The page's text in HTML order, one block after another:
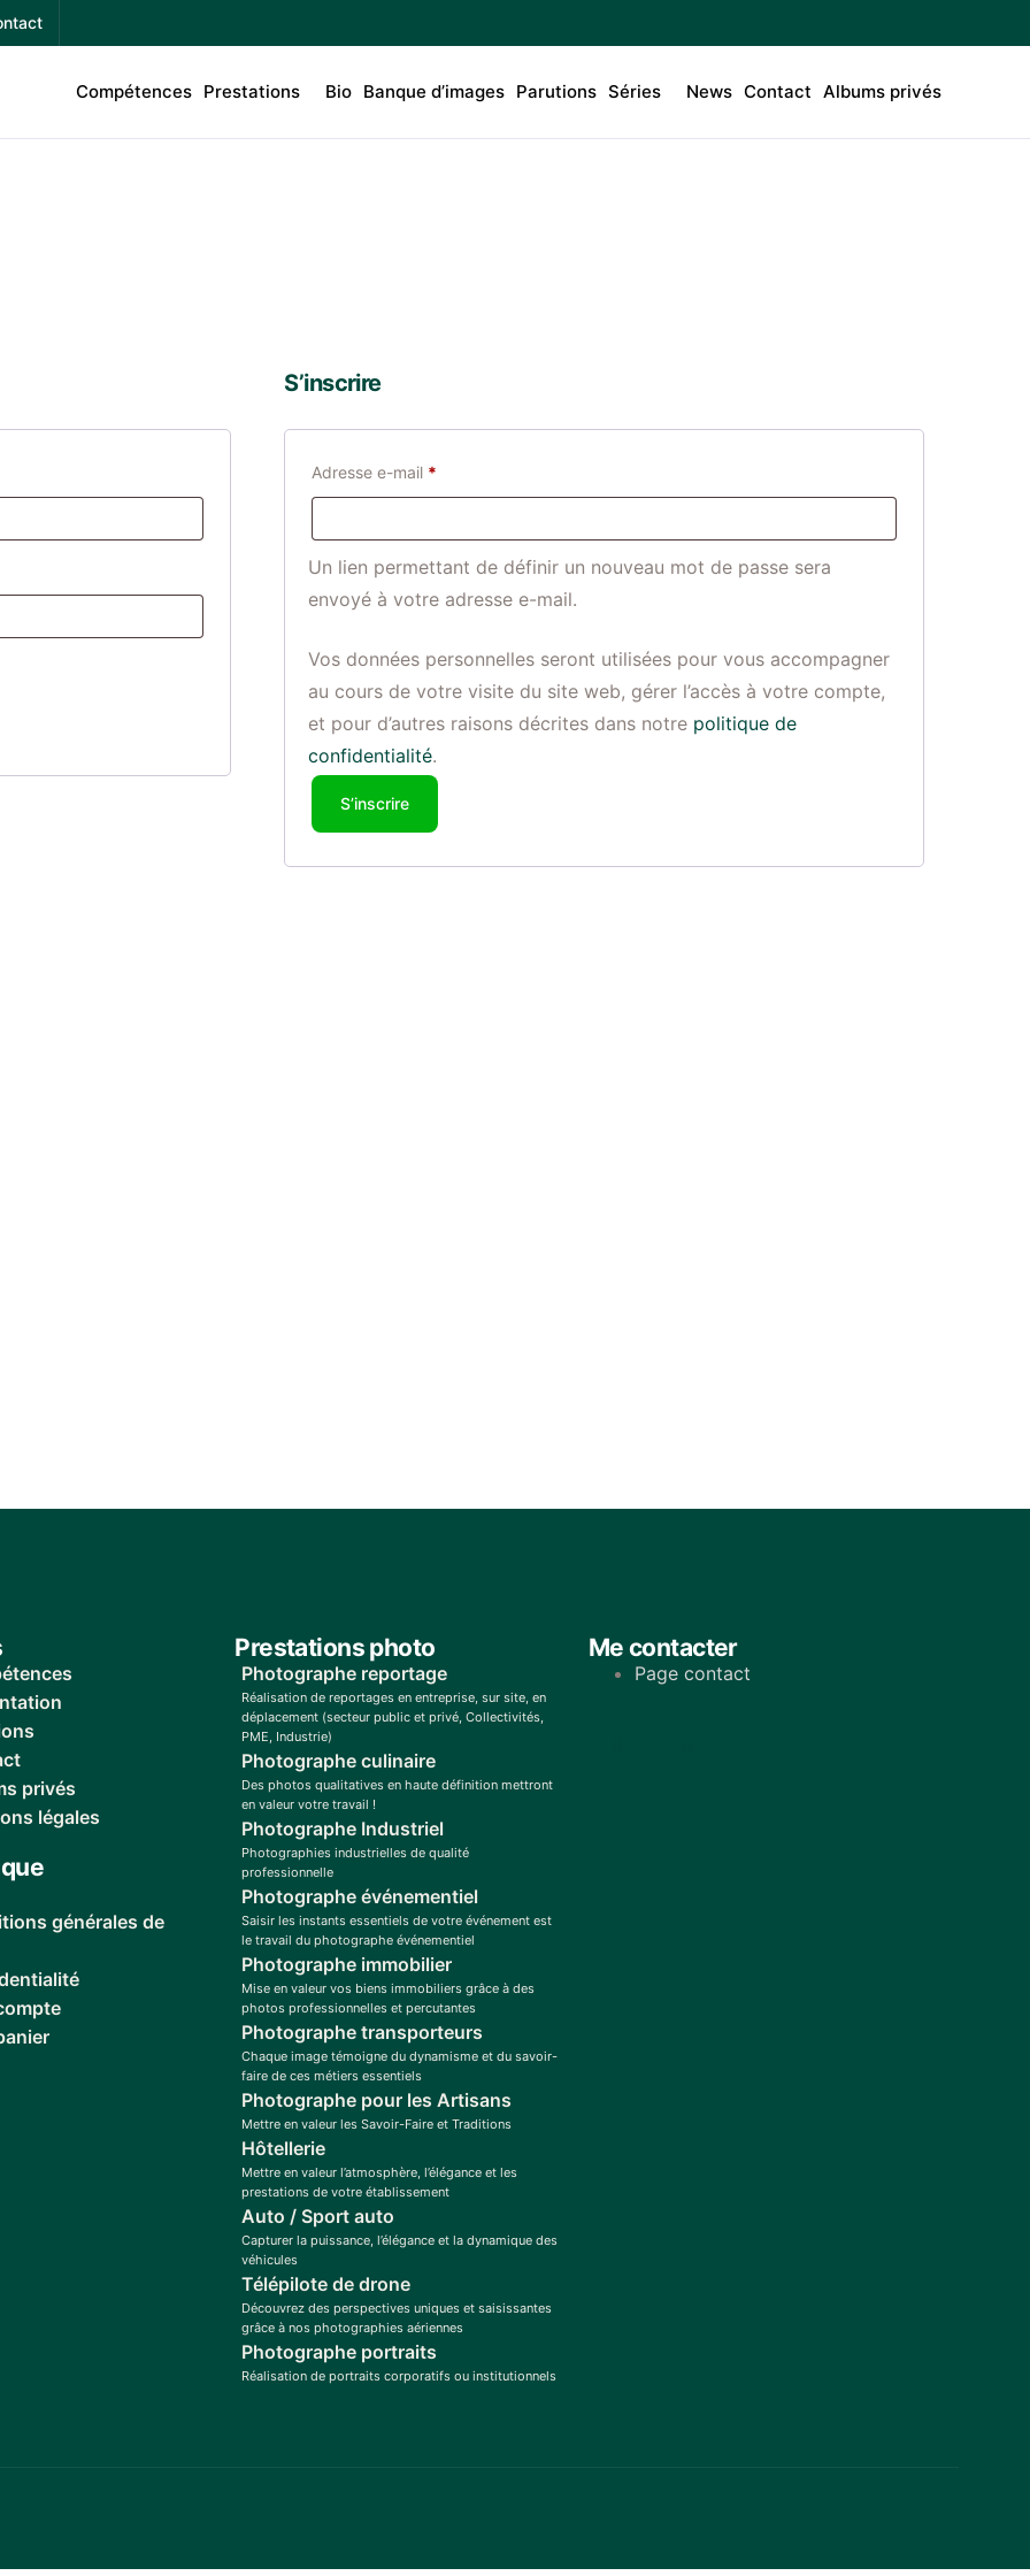
Compétences Prestations Bio Banque d’images Parutions Séries News Contact Albums privés
S’inscrire
Adresse e-mail *
Un lien permettant de définir un nouveau mot de passe sera
envoyé à votre adresse e-mail.
Vos données personnelles seront utilisées pour vous accompagner
au cours de votre visite du site web, gérer l’accès à votre compte,
et pour d’autres raisons décrites dans notre politique de
confidentialité.
S’inscrire
privés
légales
générales de
Prestations photo
Photographe reportage
Réalisation de reportages en entreprise, sur site, en
déplacement (secteur public et privé, Collectivités,
PME, Industrie)
Photographe culinaire
Des photos qualitatives en haute définition mettront
en valeur votre travail !
Photographe Industriel
Photographies industrielles de qualité
professionnelle
Photographe événementiel
Saisir les instants essentiels de votre événement est
le travail du photographe événementiel
Photographe immobilier
Mise en valeur vos biens immobiliers grâce à des
photos professionnelles et percutantes
Photographe transporteurs
Chaque image témoigne du dynamisme et du savoir-
faire de ces métiers essentiels
Photographe pour les Artisans
Mettre en valeur les Savoir-Faire et Traditions
Hôtellerie
Mettre en valeur l’atmosphère, l’élégance et les
prestations de votre établissement
Auto / Sport auto
Capturer la puissance, l’élégance et la dynamique des
véhicules
Télépilote de drone
Découvrez des perspectives uniques et saisissantes
grâce à nos photographies aériennes
Photographe portraits
Réalisation de portraits corporatifs ou institutionnels
Me contacter
Page contact